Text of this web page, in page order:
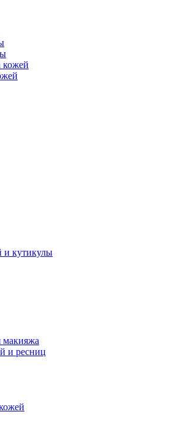
кожей
и кутикулы
макияжа
и ресниц